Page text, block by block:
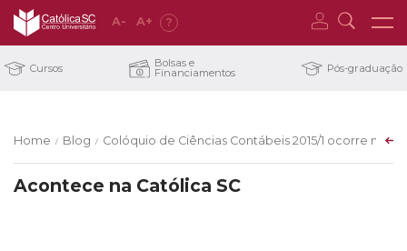
A- A+ ?
Cursos Bolsas e
Financiamentos Pós-graduação
Home / Blog / Colóquio de Ciências Contábeis 2015/1 ocorre
Acontece na Católica SC